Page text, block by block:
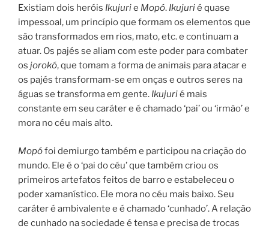
Existiam dois heróis Ikujurie Mopó. Ikujurié quase
impessoal, um princípio que formam os elementos que
são transformados em rios, mato, etc. e continuam a
atuar. Os pajés se aliam com este poder para combater
os jorokó, que tomam a forma de animais para atacar e
os pajés transformam-se em onças e outros seres na
águas se transforma em gente. Ikujurié mais
constante em seu caráter e é chamado ‘pai’ ou ‘irmão’ e
mora no céu mais alto.
Mopófoi demiurgo também e participou na criação do
mundo. Ele é o ‘pai do céu’ que também criou os
primeiros artefatos feitos de barro e estabeleceu o
poder xamanístico. Ele mora no céu mais baixo. Seu
caráter é ambivalente e é chamado ‘cunhado’. A relação
de cunhado na sociedade é tensa e precisa de trocas